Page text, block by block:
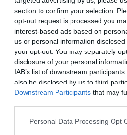
section to confirm your selection.
opt-out request is processed you
interest-based ads based on
us or personal information
your opt-out. You may separately
disclosure of your personal
IAB’s list of downstream
also be disclosed by us to third
Downstream Participants that may
Please note that this website/app
Personal Data Processing Opt